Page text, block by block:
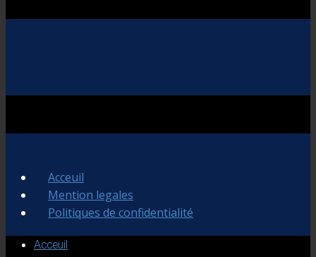
Acceuil
Mention legales
Politiques de confidentialité
Acceuil